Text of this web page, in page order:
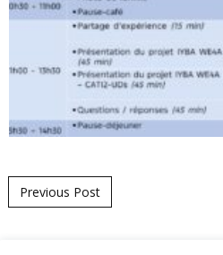
Post navigation
Previous Post